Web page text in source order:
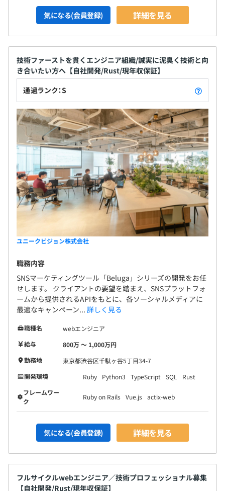
◆取締役プログラマー 青柳 康平
1997年 大手ソフトウェアハウスに入社
2000年 フューチャーシステムコンサルティング(株)（現
フューチャーアーキテクト(株)）に入社
2005年 (株)魔法のiらんどに入社、技術戦略グループ ア
ーキテクト
ケータイ小説で日本最大のケータイサービス「魔法のiら
んど」のアーキテクチャを再設計
2006年 (株)フューチャースコープ（フィールズ(株)子会
社）創業メンバー、アーキテクト
2008年 当社設立に参加、取締役プログラマーに就任
開発ディレクターなども含め、各チーム6名前後で開発を
気になる(会員登録) 詳細を見る
技術ファーストを貫くエンジニア組織/誠実に泥臭く技術と向
き合いたい方へ【自社開発/Rust/現年収保証】
通過ランク：S
ユニークビジョン株式会社
職務内容
SNSマーケティングツール「Beluga」シリーズの開発をお任
せします。 クライアントの要望を踏まえ、SNSプラットフォ
ームから提供されるAPIをもとに、各ソーシャルメディアに
最適なキャンペーン... 詳しく見る
職種名
webエンジニア
給与
800万 〜 1,000万円
勤務地
東京都渋谷区千駄ヶ谷5丁目34-7
開発環境
Ruby Python3 TypeScript SQL
Rust
フレームワー
ク
Ruby on Rails Vue.js actix-web
気になる(会員登録) 詳細を見る
フルサイクルwebエンジニア／技術プロフェッショナル募集
【自社開発/Rust/現年収保証】